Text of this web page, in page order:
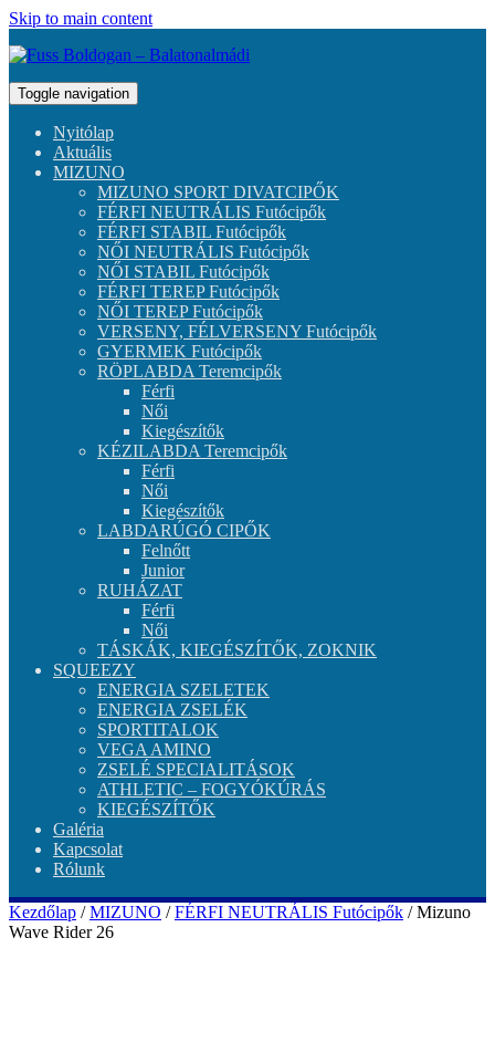
Skip to main content
Toggle navigation
Nyitólap
Aktuális
MIZUNO
MIZUNO SPORT DIVATCIPŐK
FÉRFI NEUTRÁLIS Futócipők
FÉRFI STABIL Futócipők
NŐI NEUTRÁLIS Futócipők
NŐI STABIL Futócipők
FÉRFI TEREP Futócipők
NŐI TEREP Futócipők
VERSENY, FÉLVERSENY Futócipők
GYERMEK Futócipők
RÖPLABDA Teremcipők
Férfi
Női
Kiegészítők
KÉZILABDA Teremcipők
Férfi
Női
Kiegészítők
LABDARÚGÓ CIPŐK
Felnőtt
Junior
RUHÁZAT
Férfi
Női
TÁSKÁK, KIEGÉSZÍTŐK, ZOKNIK
SQUEEZY
ENERGIA SZELETEK
ENERGIA ZSELÉK
SPORTITALOK
VEGA AMINO
ZSELÉ SPECIALITÁSOK
ATHLETIC – FOGYÓKÚRÁS
KIEGÉSZÍTŐK
Galéria
Kapcsolat
Rólunk
Kezdőlap /MIZUNO /FÉRFI NEUTRÁLIS Futócipők / Mizuno
Wave Rider 26